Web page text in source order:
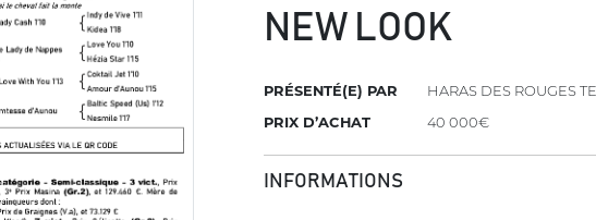
NEW LOOK
PRÉSENTÉ(E) PAR
HARAS DES ROUGES
PRIX D’ACHAT
40 000€
INFORMATIONS